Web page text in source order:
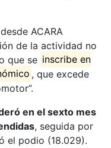
ACARA
de la actividad no
que se inscribe en
, que excede
en el sexto mes
, seguida por
el podio (18.029).